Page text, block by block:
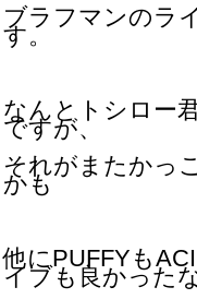
ブラフマンのラ
す。
なんとトシロー
ですが、
それがまたかっ
かも
他にPUFFYも
イブも良かった